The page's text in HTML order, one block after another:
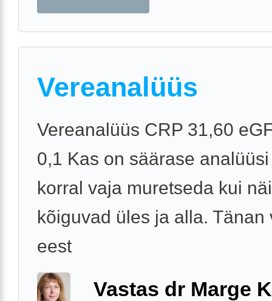
Vereanalüüs
Vereanalüüs CRP 31,60
0,1 Kas on säärase
korral vaja muretseda kui
kõiguvad üles ja alla. Tänan
eest
Vastas dr Marge